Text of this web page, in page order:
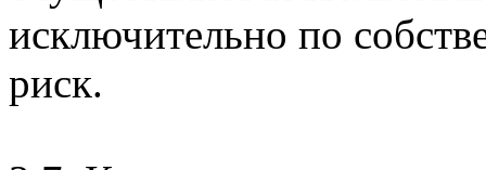
исключительно по
риск.